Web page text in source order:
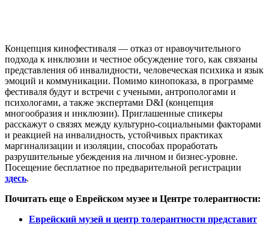
Концепция кинофестиваля — отказ от нравоучительного
подхода к инклюзии и честное обсуждение того, как связаны
представления об инвалидности, человеческая психика и язык
эмоций и коммуникации. Помимо кинопоказа, в программе
фестиваля будут и встречи с учеными, антропологами и
психологами, а также экспертами D&I (концепция
многообразия и инклюзии). Приглашенные спикеры
расскажут о связях между культурно-социальными факторами
и реакцией на инвалидность, устойчивых практиках
маргинализации и изоляции, способах проработать
разрушительные убеждения на личном и бизнес-уровне.
Посещение бесплатное по предварительной регистрации
здесь.
Почитать еще о Еврейском музее и Центре толерантности:
Еврейский музей и центр толерантности представит